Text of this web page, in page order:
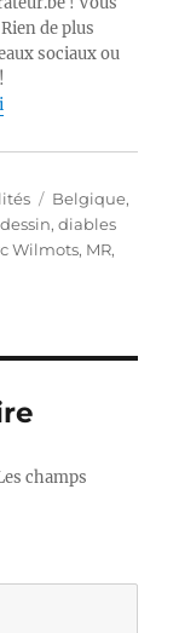
de plus
sociaux ou
Étiquettes
Belgique,
dessin,diables
Wilmots, MR,
champs